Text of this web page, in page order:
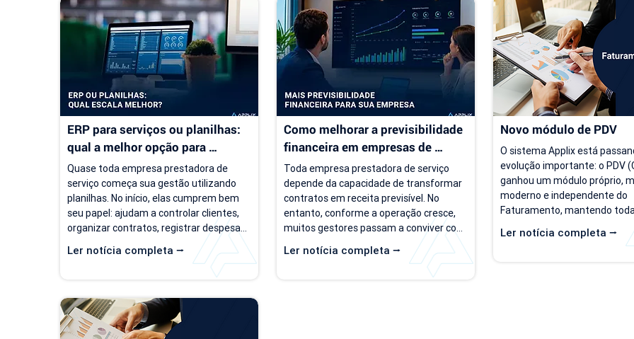
ERP para serviços ou planilhas:
qual a melhor opção para
empresas de serviço?
Ler notícia completa ⭢
Quase toda empresa prestadora de
serviço começa sua gestão utilizando
planilhas. No início, elas cumprem bem
seu papel: ajudam a controlar clientes,
organizar contratos, registrar despesas
e acompanhar o faturamento. O
problema é que a empresa evolui, mas o
carteira de clientes, novos contratos,
cobranças recorrentes e processos
financeiros mais complexos, aquilo que
Como melhorar a previsibilidade
financeira em empresas de
serviço
Ler notícia completa ⭢
Toda empresa prestadora de serviço
depende da capacidade de transformar
contratos em receita previsível. No
entanto, conforme a operação cresce,
muitos gestores passam a conviver com
um cenário de incerteza. Existe carteira
de clientes, há contratos ativos e novos
negócios acontecendo, mas responder
Novo módulo de PDV
Ler notícia completa ⭢
O sistema Applix está
evolução importante: o PDV
ganhou um módulo próprio,
moderno e independente do
Faturamento, mantendo
opções que você já utiliza no
partir de 15/07/26, as duas
ficam disponíveis ao mesmo